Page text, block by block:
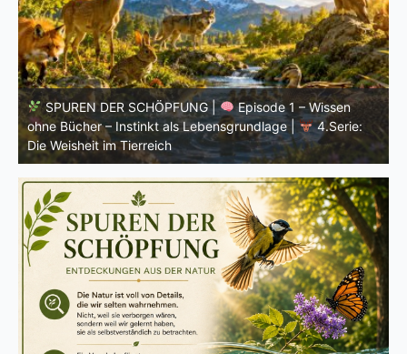
SPUREN DER SCHÖPFUNG |
Einleitung zur vierten
Serie |
Die Weisheit im Tierreich